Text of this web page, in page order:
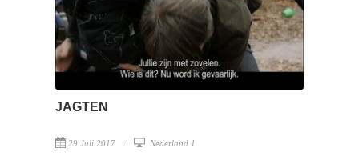
JAGTEN
29 Juli 2017 Nederland 1